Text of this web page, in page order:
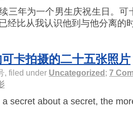
三年为一个男生庆祝生日。可
经比从我认识他到与他分离的
卡拍摄的二十五张照片
, filed under Uncategorized ; 7
a secret about a secret, the